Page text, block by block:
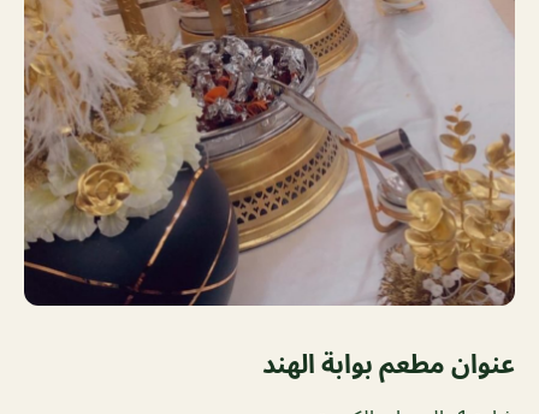
عنوان مطعم بوابة الهند